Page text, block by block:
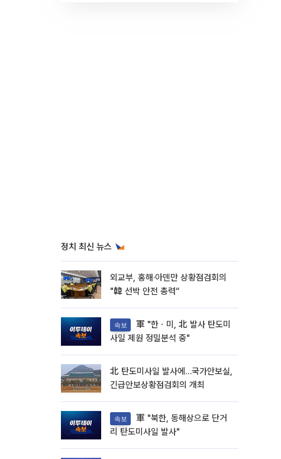
정치 최신 뉴스
외교부, 홍해·아덴만 상황점검회의
"韓 선박 안전 총력“
속보
사일 제원 정밀분석 중"
北 탄도미사일 발사에…국가안보실,
긴급안보상황점검회의 개최
속보
리 탄도미사일 발사"